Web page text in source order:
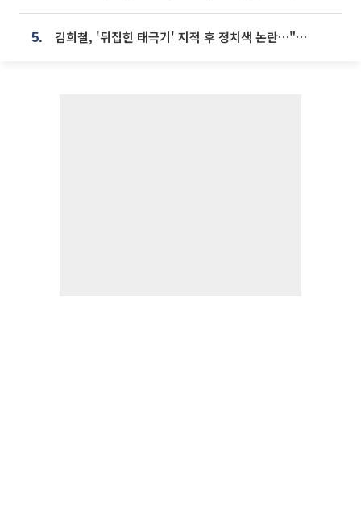
5. 김희철, '뒤집힌 태극기' 지적 후 정치색 논란…"좌우 떠나 우리나라 국기"